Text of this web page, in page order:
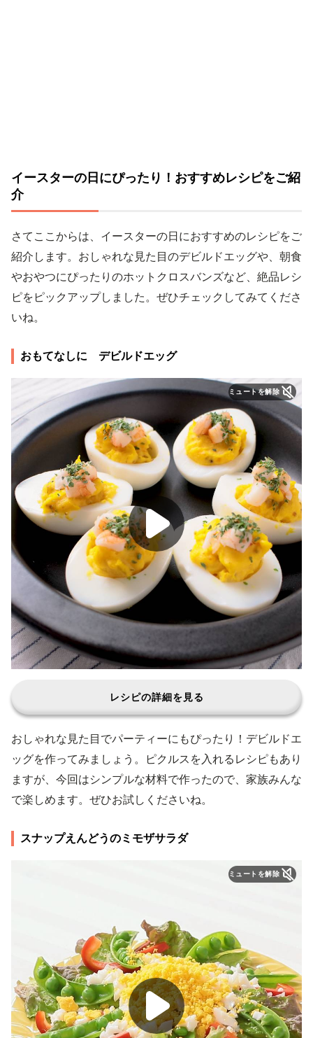
イースターの日にぴったり！おすすめレシピをご紹
介
さてここからは、イースターの日におすすめのレシピをご
紹介します。おしゃれな見た目のデビルドエッグや、朝食
やおやつにぴったりのホットクロスバンズなど、絶品レシ
ピをピックアップしました。ぜひチェックしてみてくださ
いね。
おもてなしに デビルドエッグ
ミュートを解除
レシピの詳細を見る
おしゃれな見た目でパーティーにもぴったり！デビルドエ
ッグを作ってみましょう。ピクルスを入れるレシピもあり
ますが、今回はシンプルな材料で作ったので、家族みんな
で楽しめます。ぜひお試しくださいね。
スナップえんどうのミモザサラダ
ミュートを解除